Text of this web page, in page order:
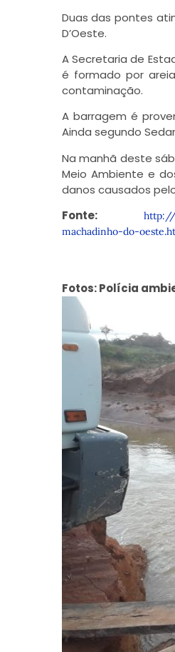
Duas das pontes
D’Oeste.
A Secretaria de
é formado por
contaminação.
A barragem é
Ainda segundo
Na manhã deste
Meio Ambiente e
danos causados
Fonte:http://
machadinho-do-
Fotos: Polícia